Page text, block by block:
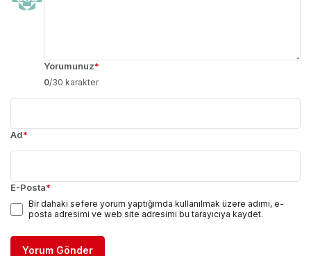
Yorumunuz*
0/30 karakter
Ad*
E-Posta*
Bir dahaki sefere yorum yaptığımda kullanılmak üzere adımı, e-
posta adresimi ve web site adresimi bu tarayıcıya kaydet.
Yorum Gönder